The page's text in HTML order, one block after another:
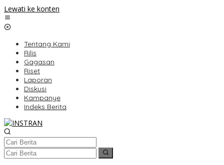
Lewati ke konten
Tentang Kami
Rilis
Gagasan
Riset
Laporan
Diskusi
Kampanye
Indeks Berita